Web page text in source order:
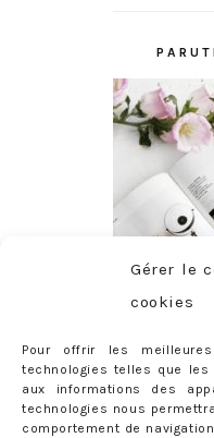
Gérer le
cookies
Pour offrir les
technologies telles que
aux informations des
technologies nous
comportement de